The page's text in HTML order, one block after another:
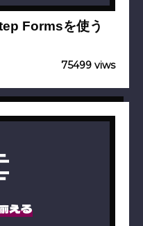
Formsを使う
75499 viws
える